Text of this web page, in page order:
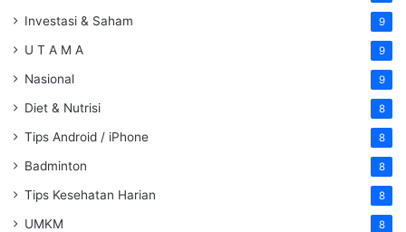
Investasi & Saham 9
U T A M A 9
Nasional 9
Diet & Nutrisi 8
Tips Android / iPhone 8
Badminton 8
Tips Kesehatan Harian 8
UMKM 8